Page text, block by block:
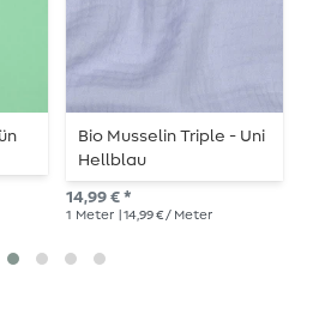
Bio Musselin Triple - Uni
Hellblau
14,99 € *
1 Meter | 14,99 € / Meter